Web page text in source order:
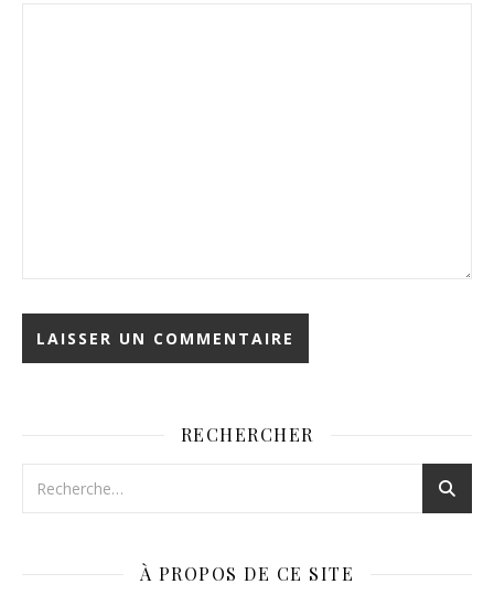
RECHERCHER
À PROPOS DE CE SITE